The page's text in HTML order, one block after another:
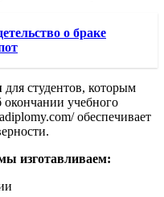
о браке
для студентов, которым
учебного
обеспечивает
изготавливаем: